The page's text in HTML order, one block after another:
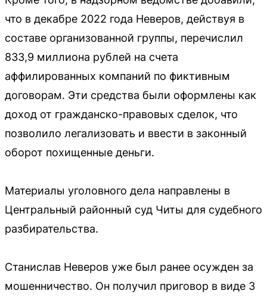
что в декабре 2022 года Неверов, действуя в
составе организованной группы, перечислил
833,9 миллиона рублей на счета
аффилированных компаний по фиктивным
договорам. Эти средства были оформлены как
доход от гражданско-правовых сделок, что
позволило легализовать и ввести в законный
оборот похищенные деньги.
Материалы уголовного дела направлены в
Центральный районный суд Читы для судебного
разбирательства.
Станислав Неверов уже был ранее осужден за
мошенничество. Он получил приговор в виде 3